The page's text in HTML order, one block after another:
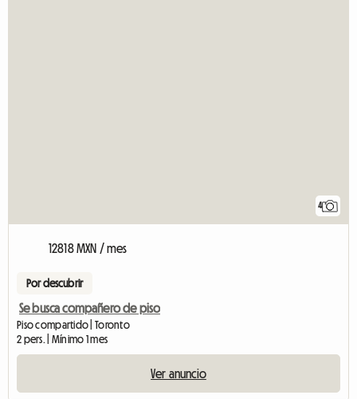
4
12818 MXN / mes
Por descubrir
Se busca compañero de piso
Piso compartido | Toronto
2 pers. | Mínimo 1 mes
Ver anuncio